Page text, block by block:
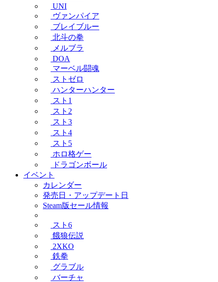
UNI
ヴァンパイア
ブレイブルー
北斗の拳
メルブラ
DOA
マーベル闘魂
ストゼロ
ハンターハンター
スト1
スト2
スト3
スト4
スト5
ホロ格ゲー
ドラゴンボール
イベント
カレンダー
発売日・アップデート日
Steam版セール情報
スト6
餓狼伝説
2XKO
鉄拳
グラブル
バーチャ